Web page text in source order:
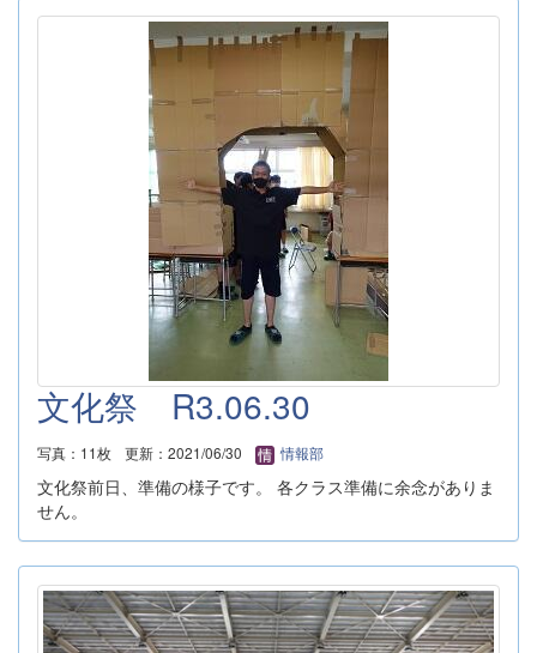
文化祭 R3.06.30
写真：11枚 更新：2021/06/30 情報部
文化祭前日、準備の様子です。 各クラス準備に余念がありま
せん。